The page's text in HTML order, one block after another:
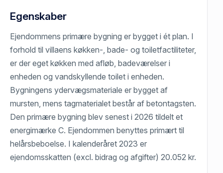
Egenskaber
Ejendommens primære bygning er bygget i ét plan. I
forhold til villaens køkken-, bade- og toiletfactiliteter,
er der eget køkken med afløb, badeværelser i
enheden og vandskyllende toilet i enheden.
Bygningens ydervægsmateriale er bygget af
mursten, mens tagmaterialet består af betontagsten.
Den primære bygning blev senest i 2026 tildelt et
energimærke C. Ejendommen benyttes primært til
helårsbeboelse. I kalenderåret 2023 er
ejendomsskatten (excl. bidrag og afgifter) 20.052 kr.